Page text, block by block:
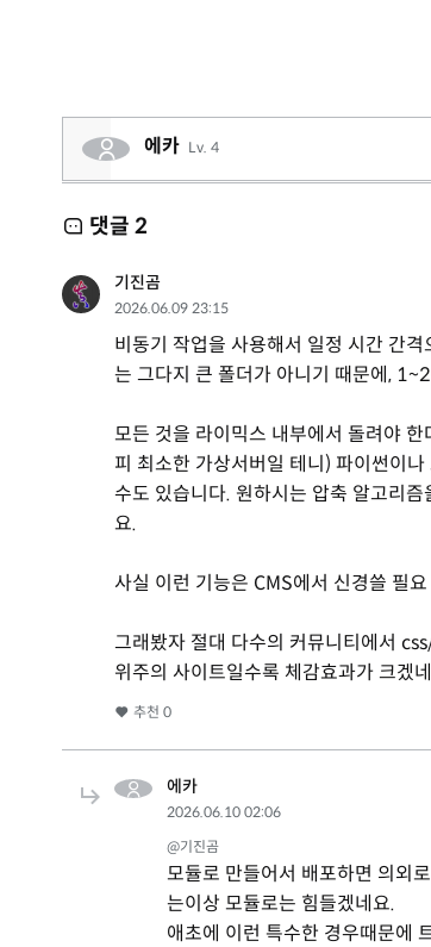
에카 Lv. 4
댓글 2
기진곰
2026.06.09 23:15
비동기 작업을 사용해서 일정 시간 간
는 그다지 큰 폴더가 아니기 때문에,
모든 것을 라이믹스 내부에서 돌려야
피 최소한 가상서버일 테니) 파이썬이
수도 있습니다. 원하시는 압축 알고리
요.
사실 이런 기능은 CMS에서 신경쓸 필
그래봤자 절대 다수의 커뮤니티에서
위주의 사이트일수록 체감효과가 크겠
추천 0
에카
2026.06.10 02:06
@기진곰
모듈로 만들어서 배포하면 의외
는이상 모듈로는 힘들겠네요.
애초에 이런 특수한 경우때문에